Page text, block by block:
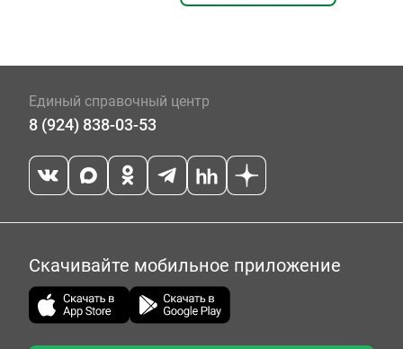
Единый справочный центр
8 (924) 838-03-53
Скачивайте мобильное приложение